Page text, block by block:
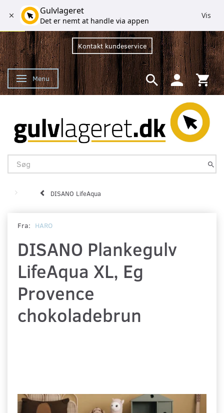
Kontakt kundeservice
Skifte navigation
Menu
DISANO LifeAqua
Fra: HARO
DISANO Plankegulv
LifeAqua XL, Eg
Provence
chokoladebrun
Gulvlageret
Det er nemt at handle via appen
Vis